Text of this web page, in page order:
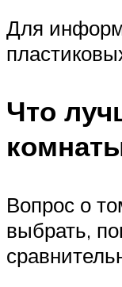
Для
Что
Вопрос о
выбрать,